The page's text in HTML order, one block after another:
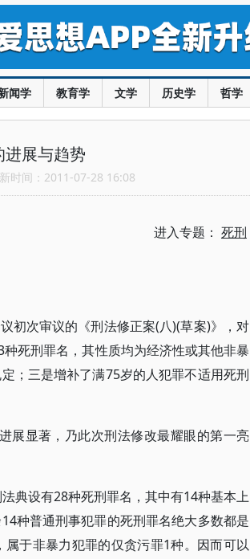
闻学 教育学 文学 历史学 哲学
进展与趋势
时间：2011-07-28 16:08
进入专题： 死刑
初次审议的《刑法修正案(八)(草案)》，对
死刑罪名，其性质均为经济性或其他非暴
；三是增补了满75岁的人犯罪不适用死刑
展显著，乃此次刑法修改最耀眼的第一亮
典设有28种死刑罪名，其中有14种基本上
种普通刑事犯罪的死刑罪名绝大多数都是
于非暴力犯罪的仅贪污罪1种。因而可以